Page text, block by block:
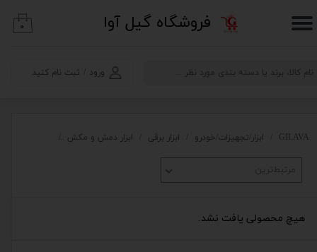
​فروشگاه گیل آوا
ورود ثبت نام کنید
حساب کاربری من
۰
GILAVA ابزار/تجهیزات/خودرو ابزار برقی ابزار دمش و مکش
مرتبط‌ترین
هیچ محصولی یافت نشد.